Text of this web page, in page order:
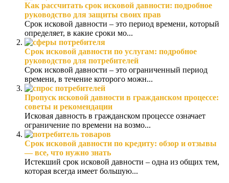
Как рассчитать срок исковой давности: подробное
руководство для защиты своих прав
Срок исковой давности – это период времени, который
определяет, в какие сроки мо...
Срок исковой давности по услугам: подробное
руководство для потребителей
Срок исковой давности – это ограниченный период
времени, в течение которого можн...
Пропуск исковой давности в гражданском процессе:
советы и рекомендации
Исковая давность в гражданском процессе означает
ограничение по времени на возмо...
Срок исковой давности по кредиту: обзор и отзывы
— все, что нужно знать
Истекший срок исковой давности – одна из общих тем,
которая всегда имеет большую...